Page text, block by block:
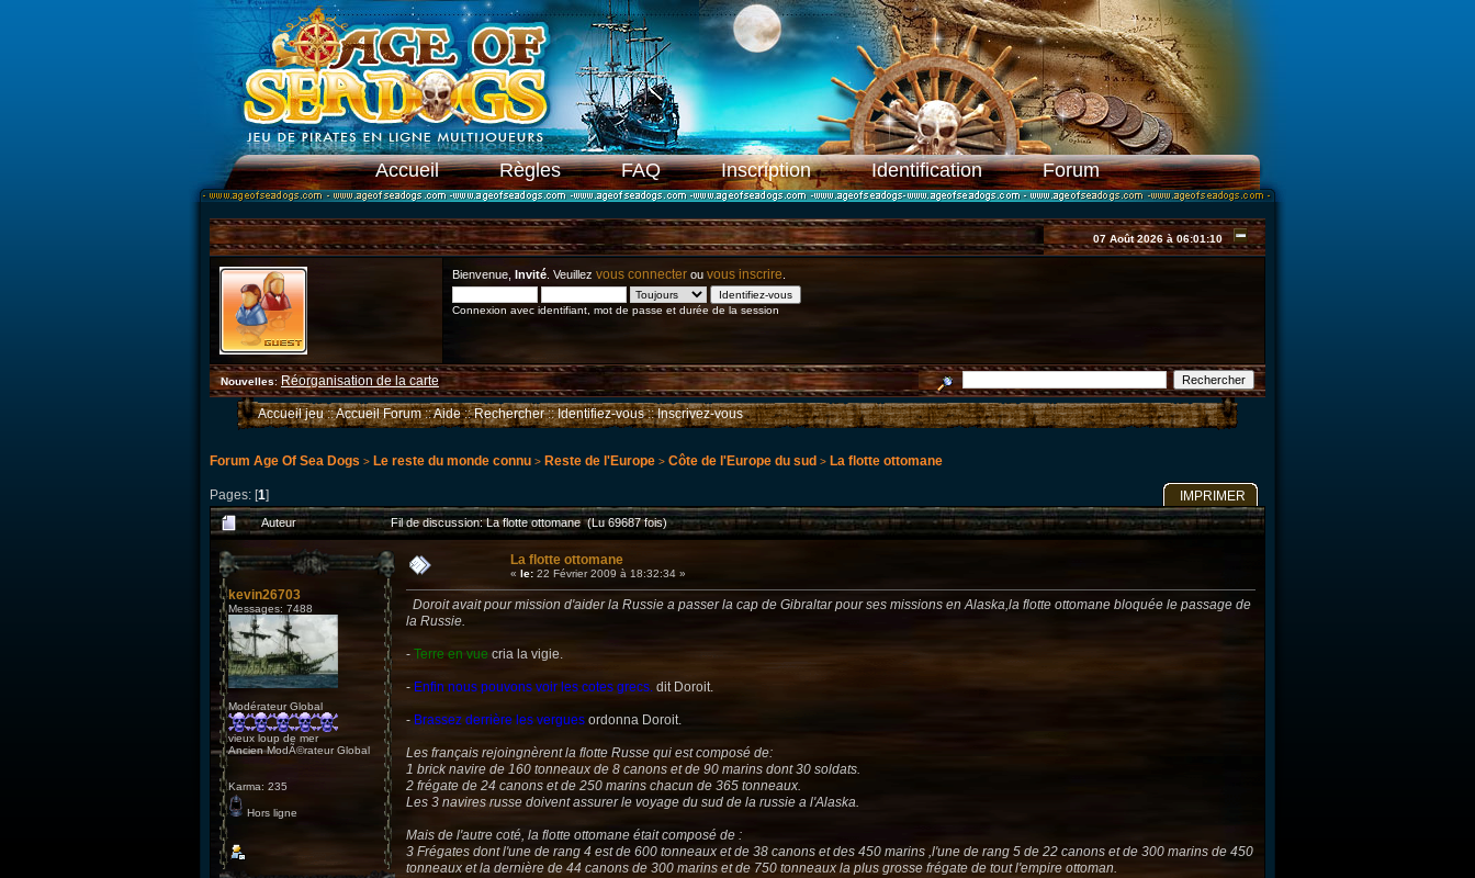
Accueil Règles FAQ Inscription Identification Forum
07 Août 2026 à 06:01:10
Bienvenue, Invité . Veuillez vous connecter ou vous inscrire
Connexion avec identifiant, mot de passe et durée de la session
Nouvelles: Réorganisation de la carte
Accueil jeu::Accueil Forum::Aide::Rechercher::Identifiez-vous::Inscrivez-vous
Forum Age Of Sea Dogs > Le reste du monde connu > Reste de l'Europe > Côte de l'Europe du sud > La flotte ottomane
Pages: [1] IMPRIMER
Auteur Fil de discussion: La flotte ottomane (Lu 69687 fois)
kevin26703
Messages: 7488
Modérateur Global
vieux loup de mer
Ancien ModÃ©rateur Global
Karma: 235
Hors ligne
La flotte ottomane
« le: 22 Février 2009 à 18:32:34 »
Doroit avait pour mission d'aider la Russie a passer la cap de Gibraltar pour ses missions en Alaska,la flotte ottomane bloquée le passage de
la Russie.
- Terre en vue cria la vigie.
- Enfin nous pouvons voir les cotes grecs. dit Doroit.
- Brassez derrière les vergues ordonna Doroit.
Les français rejoingnèrent la flotte Russe qui est composé de:
1 brick navire de 160 tonneaux de 8 canons et de 90 marins dont 30 soldats.
2 frégate de 24 canons et de 250 marins chacun de 365 tonneaux.
Les 3 navires russe doivent assurer le voyage du sud de la russie a l'Alaska.
Mais de l'autre coté, la flotte ottomane était composé de :
3 Frégates dont l'une de rang 4 est de 600 tonneaux et de 38 canons et des 450 marins ,l'une de rang 5 de 22 canons et de 300 marins de 450
tonneaux et la dernière de 44 canons de 300 marins et de 750 tonneaux la plus grosse frégate de tout l'empire ottoman.